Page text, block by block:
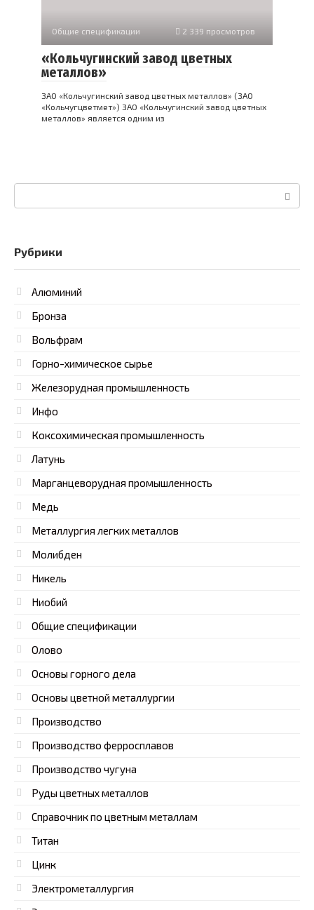
Общие спецификации 2 339 просмотров
«Кольчугинский завод цветных
металлов»
ЗАО «Кольчугинский завод цветных металлов» (ЗАО
«Кольчугцветмет») ЗАО «Кольчугинский завод цветных
металлов» является одним из
Поиск:
Рубрики
Алюминий
Бронза
Вольфрам
Горно-химическое сырье
Железорудная промышленность
Инфо
Коксохимическая промышленность
Латунь
Марганцеворудная промышленность
Медь
Металлургия легких металлов
Молибден
Никель
Ниобий
Общие спецификации
Олово
Основы горного дела
Основы цветной металлургии
Производство
Производство ферросплавов
Производство чугуна
Руды цветных металлов
Справочник по цветным металлам
Титан
Цинк
Электрометаллургия